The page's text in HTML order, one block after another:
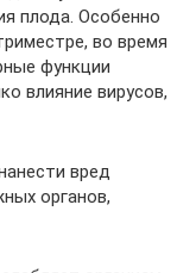
плода. Особенно
во время
функции
влияние вирусов,
вред
органов,